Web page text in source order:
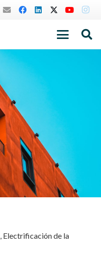
, Electrificación de la